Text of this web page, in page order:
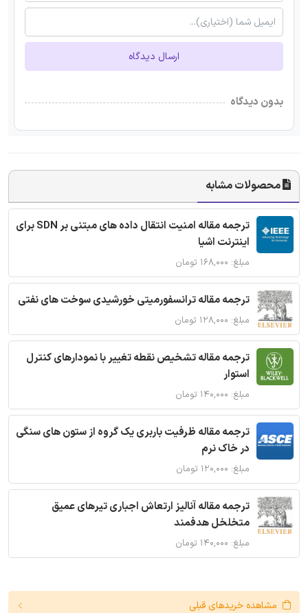
ارسال دیدگاه
بدون دیدگاه
محصولات مشابه
ترجمه مقاله امنیت انتقال داده های مبتنی بر SDN برای
اینترنت اشیا
مبلغ: ۱۶۸,۰۰۰ تومان
ترجمه مقاله ترانسفورمیتی خورشیدی سوخت های نفتی
مبلغ: ۱۲۸,۰۰۰ تومان
ترجمه مقاله تشخیص نقطه تغییر با نمودارهای کنترل
استوار
مبلغ: ۱۴۰,۰۰۰ تومان
ترجمه مقاله ظرفیت باربری یک گروه از ستون های سنگی
در خاک نرم
مبلغ: ۱۲۰,۰۰۰ تومان
ترجمه مقاله آنالیز ارتعاش اجباری تیرهای عمیق
متخلخل هدفمند
مبلغ: ۱۴۰,۰۰۰ تومان
مشاهده خریدهای قبلی